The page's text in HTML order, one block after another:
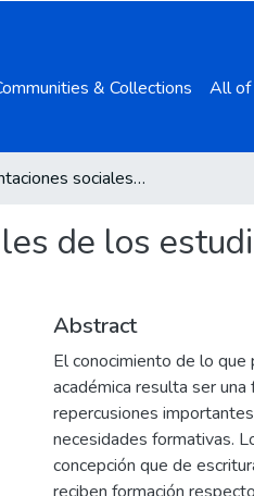
& Collections All of
Representaciones sociales de los estudiantes universitarios de grado sobre la escritura académica
de los
Abstract
El conocimiento de lo
académica resulta ser
repercusiones
necesidades formativas.
concepción que de